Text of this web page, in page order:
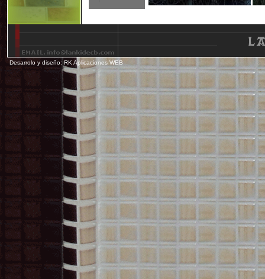
Desarrolo y diseño: RK Aplicaciones WEB